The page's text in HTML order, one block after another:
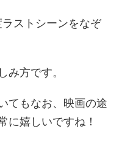
ストシーンをなぞ
み方です。
てもなお、映画の途
に嬉しいですね！